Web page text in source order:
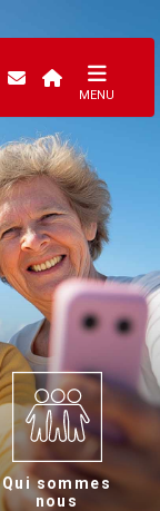
MENU
Qui sommes
nous